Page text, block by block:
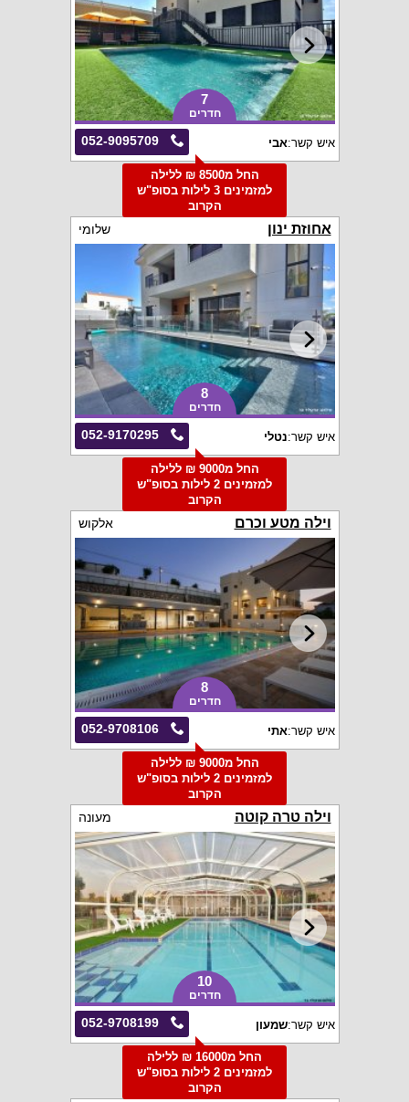
7
חדרים
052-9095709 איש קשר:אבי
החל מ8500 ₪ ללילה
למזמינים 3 לילות בסופ"ש
הקרוב
אחוזת ינון שלומי
8
חדרים
052-9170295 איש קשר:נטלי
החל מ9000 ₪ ללילה
למזמינים 2 לילות בסופ"ש
הקרוב
וילה מטע וכרם אלקוש
8
חדרים
052-9708106 איש קשר:אתי
החל מ9000 ₪ ללילה
למזמינים 2 לילות בסופ"ש
הקרוב
וילה טרה קוטה מעונה
10
חדרים
052-9708199 איש קשר:שמעון
החל מ16000 ₪ ללילה
למזמינים 2 לילות בסופ"ש
הקרוב